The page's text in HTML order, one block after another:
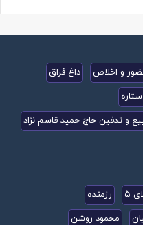
و اخلاص
داغ فراق
و تدفین حاج حمید قاسم نژاد
5
رزمنده
محمود روشن